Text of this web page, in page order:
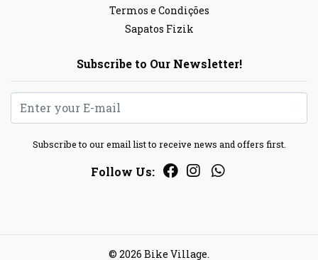
Termos e Condições
Sapatos Fizik
Subscribe to Our Newsletter!
Subscribe to our email list to receive news and offers first.
Follow Us:
© 2026 Bike Village.